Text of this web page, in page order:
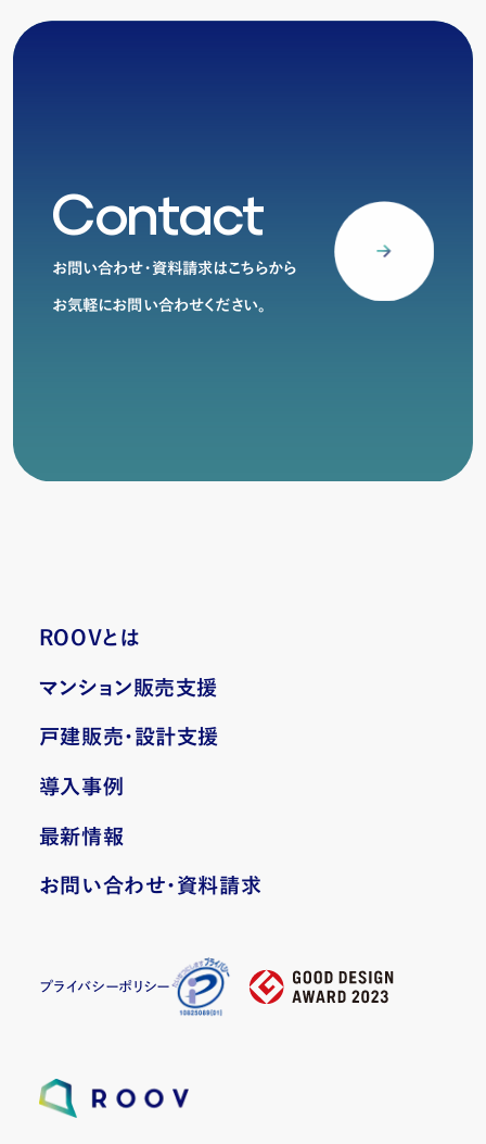
Contact
お問い合わせ・資料請求はこちらから
お気軽にお問い合わせください。
ROOVとは
マンション販売支援
戸建販売・設計支援
導入事例
最新情報
お問い合わせ・資料請求
プライバシーポリシー